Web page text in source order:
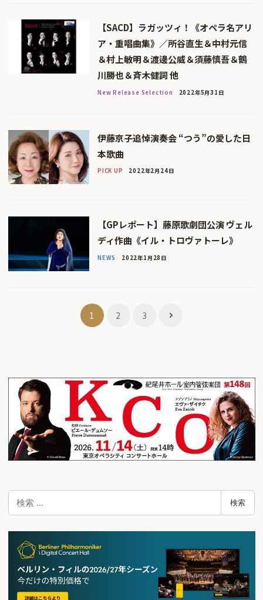
【SACD】ラガッツィ！《オペラ名アリ
ア・重唱曲集》／所谷直生＆中村元信
＆村上敏明＆渡邊公威＆須藤慎吾＆鶴
川勝也＆斉木健詞 他
New Release Selection 2022年5月31日
伊藤京子追悼演奏会 “つう”の愛した日
本歌曲
PICK UP 2022年2月24日
【GPレポート】藤原歌劇団公演 ヴェル
ディ作曲《イル・トロヴァトーレ》
NEWS 2022年1月28日
ゲ
ー
ョ
ン
1 2 3
検索